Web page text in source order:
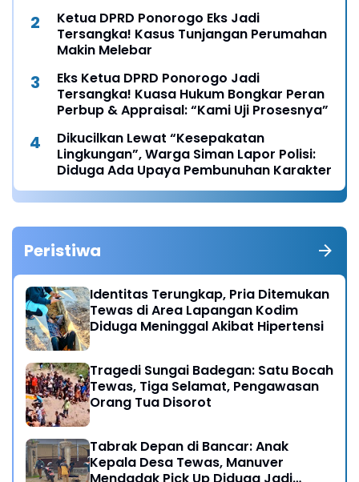
Ketua DPRD Ponorogo Eks Jadi
Tersangka! Kasus Tunjangan Perumahan
Makin Melebar
Eks Ketua DPRD Ponorogo Jadi
Tersangka! Kuasa Hukum Bongkar Peran
Perbup & Appraisal: “Kami Uji Prosesnya”
Dikucilkan Lewat “Kesepakatan
Lingkungan”, Warga Siman Lapor Polisi:
Diduga Ada Upaya Pembunuhan Karakter
Peristiwa
Identitas Terungkap, Pria Ditemukan
Tewas di Area Lapangan Kodim
Diduga Meninggal Akibat Hipertensi
Tragedi Sungai Badegan: Satu Bocah
Tewas, Tiga Selamat, Pengawasan
Orang Tua Disorot
Tabrak Depan di Bancar: Anak
Kepala Desa Tewas, Manuver
Mendadak Pick Up Diduga Jadi